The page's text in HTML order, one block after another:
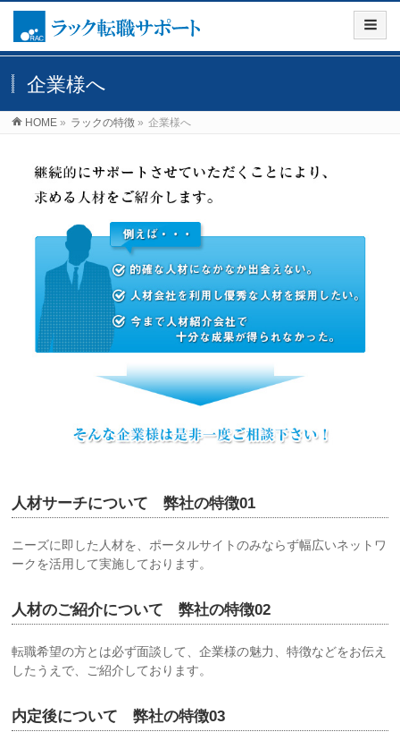
企業様へ
HOME » ラックの特徴 » 企業様へ
人材サーチについて 弊社の特徴01
ニーズに即した人材を、ポータルサイトのみならず幅広いネットワ
ークを活用して実施しております。
人材のご紹介について 弊社の特徴02
転職希望の方とは必ず面談して、企業様の魅力、特徴などをお伝え
したうえで、ご紹介しております。
内定後について 弊社の特徴03